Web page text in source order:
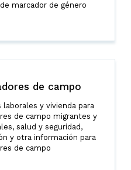
marcador de género
de campo
laborales y vivienda para
de campo migrantes y
salud y seguridad,
y otra información para
de campo